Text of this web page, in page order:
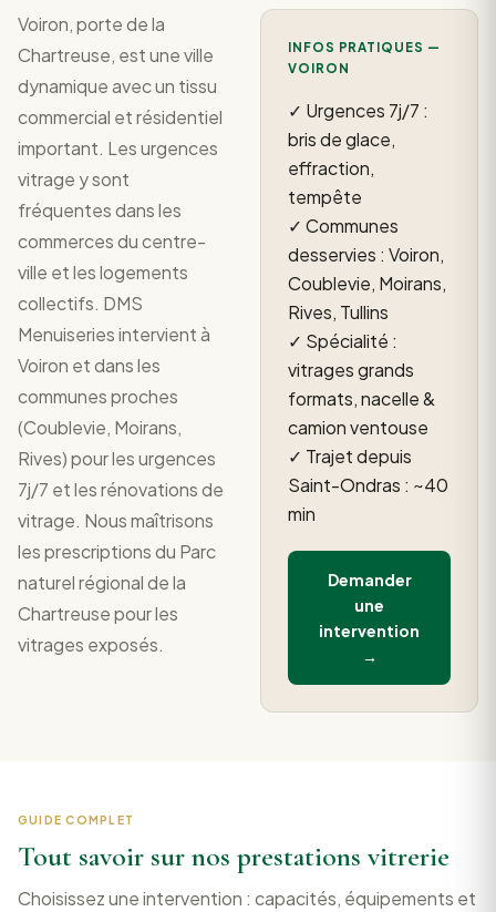
Voiron, porte de la
Chartreuse, est une ville
dynamique avec un tissu
commercial et résidentiel
important. Les urgences
vitrage y sont
fréquentes dans les
commerces du centre-
ville et les logements
collectifs. DMS
Menuiseries intervient à
Voiron et dans les
communes proches
(Coublevie, Moirans,
Rives) pour les urgences
7j/7 et les rénovations de
vitrage. Nous maîtrisons
les prescriptions du Parc
naturel régional de la
Chartreuse pour les
vitrages exposés.
INFOS PRATIQUES —
VOIRON
✓ Urgences 7j/7 :
bris de glace,
effraction,
tempête
✓ Communes
desservies : Voiron,
Coublevie, Moirans,
Rives, Tullins
✓ Spécialité :
vitrages grands
formats, nacelle &
camion ventouse
✓ Trajet depuis
Saint-Ondras : ~40
min
Demander
une
intervention
→
GUIDE COMPLET
Tout savoir sur nos prestations vitrerie
Choisissez une intervention : capacités, équipements et